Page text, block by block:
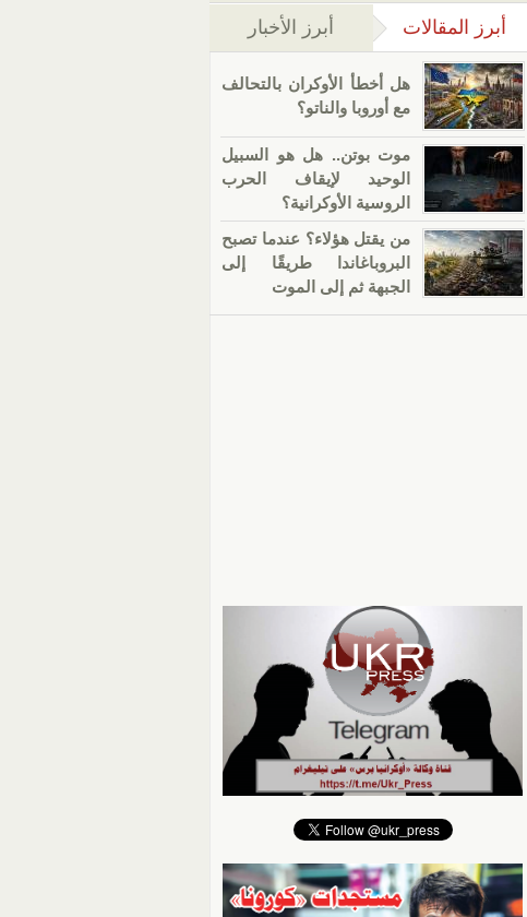
أبرز المقالات (علامة التبويب النشطة)
أبرز الأخبار
هل أخطأ الأوكران بالتحالف
مع أوروبا والناتو؟
موت بوتن.. هل هو السبيل
الوحيد لإيقاف الحرب
الروسية الأوكرانية؟
من يقتل هؤلاء؟ عندما تصبح
البروباغاندا طريقًا إلى
الجبهة ثم إلى الموت